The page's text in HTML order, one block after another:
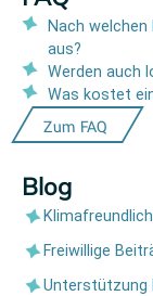
Nach
aus?
Werden auch
Was kostet
Zum FAQ
Blog
Freiwillige
Unterstützung